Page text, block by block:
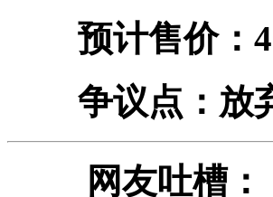
预计售价：
争议点：放
网友吐槽：